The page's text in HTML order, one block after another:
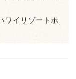
ワイリゾートホ